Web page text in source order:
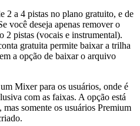
2 a 4 pistas no plano gratuito, e de
você deseja apenas remover o
2 pistas (vocais e instrumental).
gratuita permite baixar a trilha
a opção de baixar o arquivo
Mixer para os usuários, onde é
com as faixas. A opção está
somente os usuários Premium